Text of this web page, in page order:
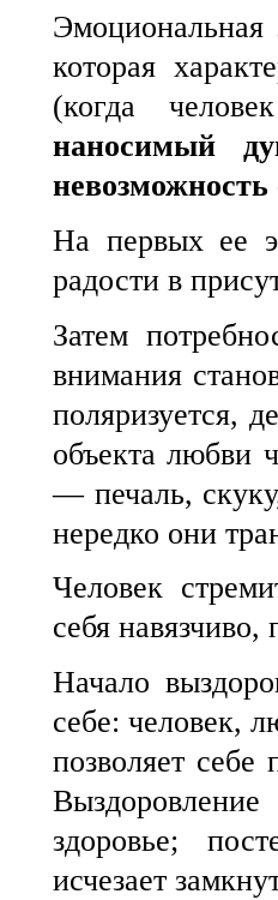
которая
(когда
наносимый
На первых ее
радости в
Затем
внимания
поляризуется,
объекта любви
— печаль,
нередко они
Человек
себя
Начало
себе: человек,
позволяет себе
здоровье;
исчезает